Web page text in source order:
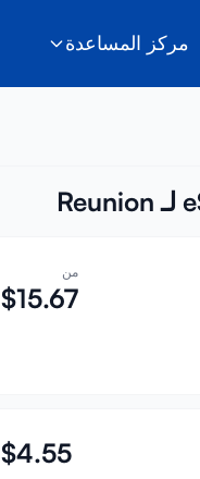
مركز المساعدة
من
$15.67
$4.55